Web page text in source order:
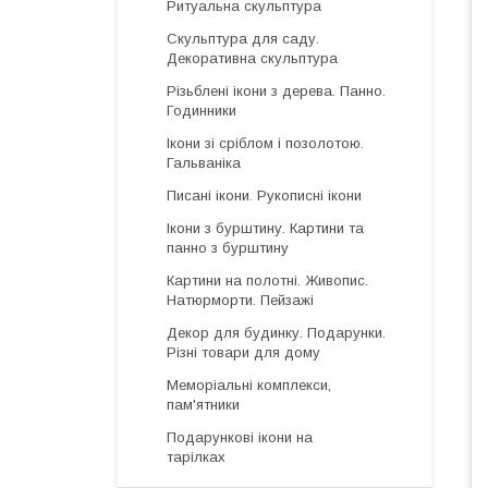
Ритуальна скульптура
Скульптура для саду.
Декоративна скульптура
Різьблені ікони з дерева. Панно.
Годинники
Ікони зі сріблом і позолотою.
Гальваніка
Писані ікони. Рукописні ікони
Ікони з бурштину. Картини та
панно з бурштину
Картини на полотні. Живопис.
Натюрморти. Пейзажі
Декор для будинку. Подарунки.
Різні товари для дому
Меморіальні комплекси,
пам'ятники
Подарункові ікони на
тарілках